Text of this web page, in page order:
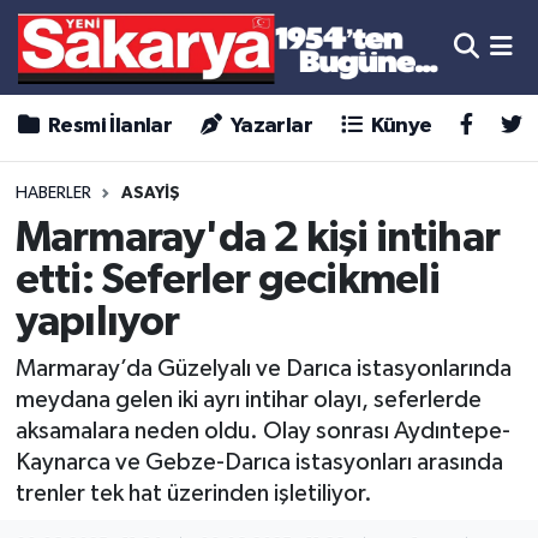
Resmi İlanlar Yazarlar Künye
HABERLER ASAYİŞ
Marmaray'da 2 kişi intihar
etti: Seferler gecikmeli
yapılıyor
Marmaray’da Güzelyalı ve Darıca istasyonlarında
meydana gelen iki ayrı intihar olayı, seferlerde
aksamalara neden oldu. Olay sonrası Aydıntepe-
Kaynarca ve Gebze-Darıca istasyonları arasında
trenler tek hat üzerinden işletiliyor.